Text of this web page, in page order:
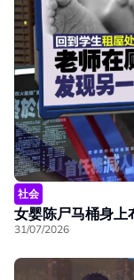
社会
女婴陈尸马桶身上
31/07/2026